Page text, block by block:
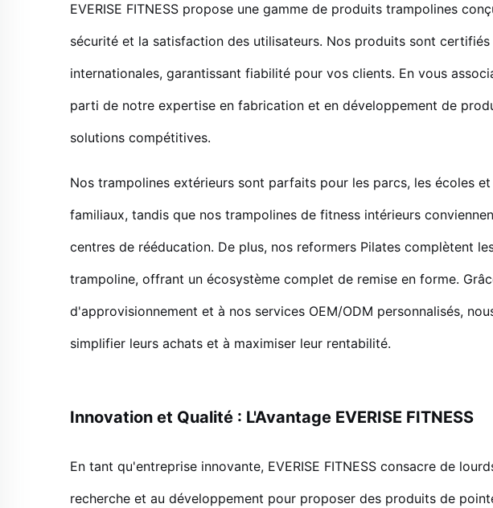
EVERISE FITNESS propose une gamme de produits trampolines
sécurité et la satisfaction des utilisateurs. Nos produits sont
internationales, garantissant fiabilité pour vos clients. En vous
parti de notre expertise en fabrication et en développement de
solutions compétitives.
Nos trampolines extérieurs sont parfaits pour les parcs, les écoles
familiaux, tandis que nos trampolines de fitness intérieurs
centres de rééducation. De plus, nos reformers Pilates complètent
trampoline, offrant un écosystème complet de remise en forme.
d'approvisionnement et à nos services OEM/ODM personnalisés,
simplifier leurs achats et à maximiser leur rentabilité.
Innovation et Qualité : L'Avantage EVERISE FITNESS
En tant qu'entreprise innovante, EVERISE FITNESS consacre de
recherche et au développement pour proposer des produits de